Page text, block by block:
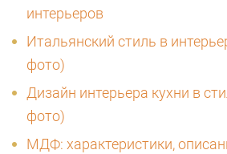
интерьеров
Итальянский стиль в
фото)
Дизайн интерьера кухни в
фото)
МДФ: характеристики,